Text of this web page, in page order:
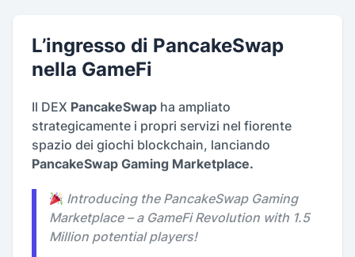
L’ingresso di PancakeSwap
nella GameFi
Il DEX PancakeSwap ha ampliato
strategicamente i propri servizi nel fiorente
spazio dei giochi blockchain, lanciando
PancakeSwap Gaming Marketplace.
Introducing the PancakeSwap Gaming
Marketplace – a GameFi Revolution with 1.5
Million potential players!